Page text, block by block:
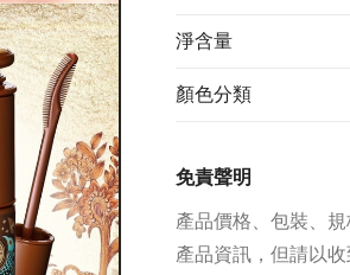
淨含量
顏色分類
免責聲明
產品價格、包裝、
產品資訊，但請以